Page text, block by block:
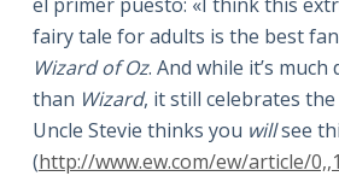
fairy tale for adults is the best
Wizard of Oz. And while it’s much
than Wizard, it still celebrates
Uncle Stevie thinks you willsee
(http://www.ew.com/ew/article/